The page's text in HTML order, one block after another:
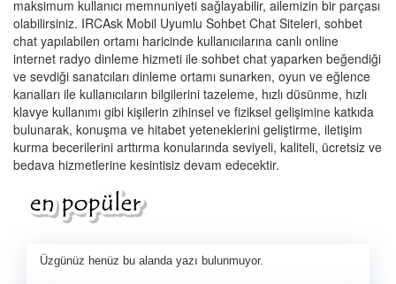
maksimum kullanıcı memnuniyeti sağlayabilir, ailemizin bir parçası
olabilirsiniz. IRCAsk Mobil Uyumlu Sohbet Chat Siteleri, sohbet
chat yapılabilen ortamı haricinde kullanıcılarına canlı online
internet radyo dinleme hizmeti ile sohbet chat yaparken beğendiği
ve sevdiği sanatcıları dinleme ortamı sunarken, oyun ve eğlence
kanalları ile kullanıcıların bilgilerini tazeleme, hızlı düsünme, hızlı
klavye kullanımı gibi kişilerin zihinsel ve fiziksel gelişimine katkıda
bulunarak, konuşma ve hitabet yeteneklerini geliştirme, iletişim
kurma becerilerini arttırma konularında seviyeli, kaliteli, ücretsiz ve
bedava hizmetlerine kesintisiz devam edecektir.
Üzgünüz henüz bu alanda yazı bulunmuyor.